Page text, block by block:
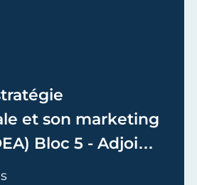
et son marketing
5 - Adjoint
d'Entreprise